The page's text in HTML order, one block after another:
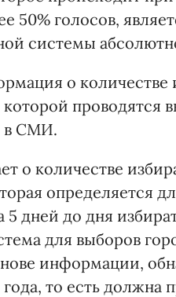
50% голосов,
системы
о количестве
в СМИ.
о количестве
определяется
5 дней до дня
для выборов
информации,
года, то есть